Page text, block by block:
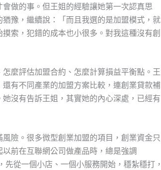
做的事。但王姐的經驗讓她第一次認真思
豫，繼續說：「而且我選的是加盟模式，就
索，犯錯的成本也小很多。對我這種沒有創
麼評估加盟合約、怎麼計算損益平衡點。王
還有不同產業的加盟方案比較，連創業貸款補
沒有告訴王姐，其實她的內心深處，已經有
險。很多微型創業加盟的項目，創業資金只
前在互聯網公司做產品時，總是強調
從一個小店、一個小服務開始，穩紮穩打，